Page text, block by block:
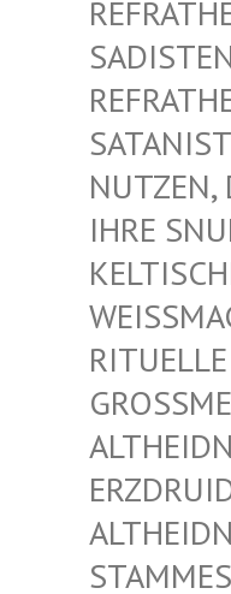
FRATHER
DISTEN
FRATHER
TZEN,
RE
LTISCHE,
UELLE
MEISTER
IDNISCH
UIDE